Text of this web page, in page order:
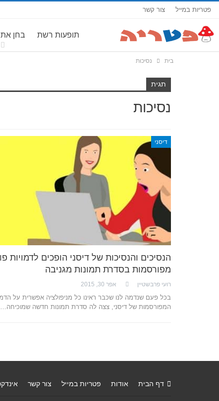
פטריות במייל צור קשר
תופעות רשת בחן
בית נסיכות
תגית
נסיכות
דיסני
הנסיכים והנסיכות של דיסני הופכים לדמויות
מפורסמות בסדרת תמונות מגניבה
רועי פרבשטיין אפר 30, 2015
בכל פעם שנדמה לנו שכבר ראינו כל מניפולציה אפשרית על
המפורסמות של דיסני, צצה לה סדרת תמונות חדשה שמוכיחה…
דף הבית אודות פטריות במייל צור קשר